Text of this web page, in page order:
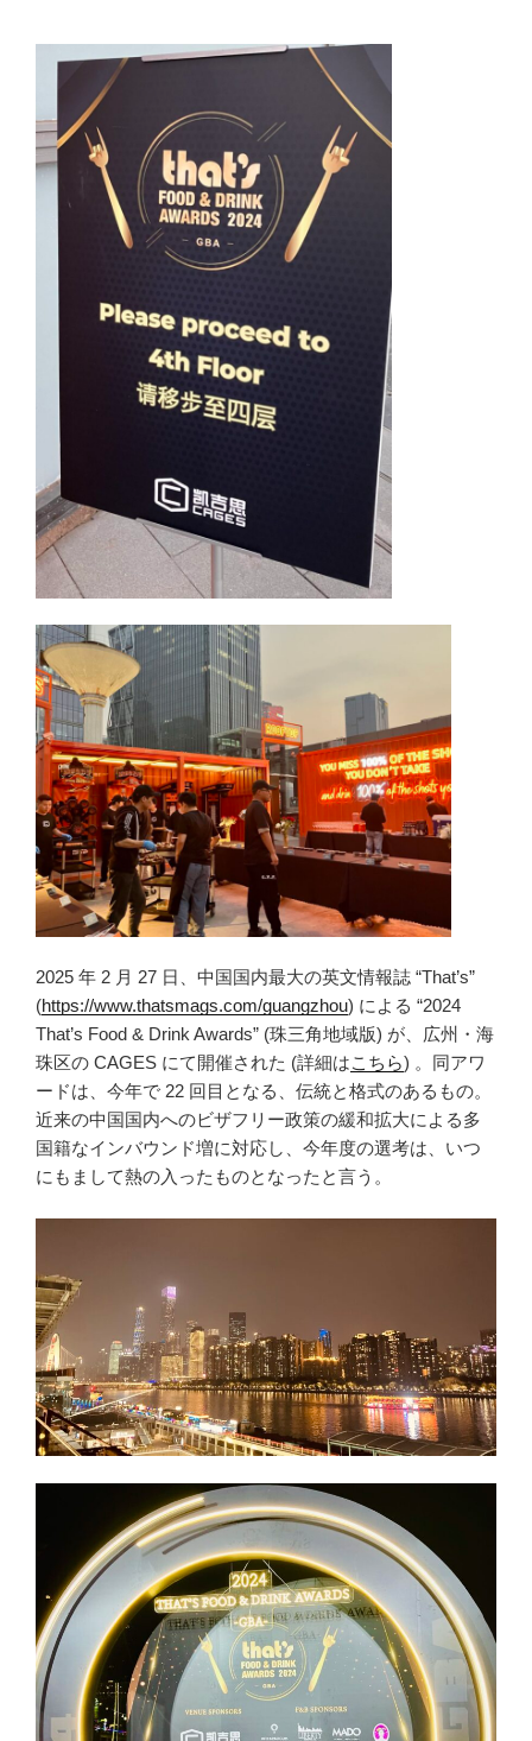
2025 年 2 月 27 日、中国国内最大の英文情報誌 “That’s”
(https://www.thatsmags.com/guangzhou) による “2024
That’s Food & Drink Awards” (珠三角地域版) が、広州・海
珠区の CAGES にて開催された (詳細はこちら) 。同アワ
ードは、今年で 22 回目となる、伝統と格式のあるもの。
近来の中国国内へのビザフリー政策の緩和拡大による多
国籍なインバウンド増に対応し、今年度の選考は、いつ
にもまして熱の入ったものとなったと言う。